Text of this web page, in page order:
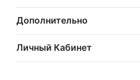
Дополнительно
Личный Кабинет